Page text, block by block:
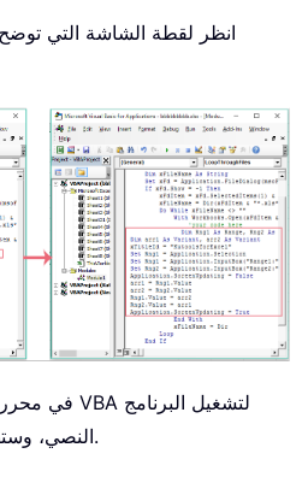
انظر لقطة الشاشة التي
النصي، وستظهر لك نافذة اختيار المجلد.